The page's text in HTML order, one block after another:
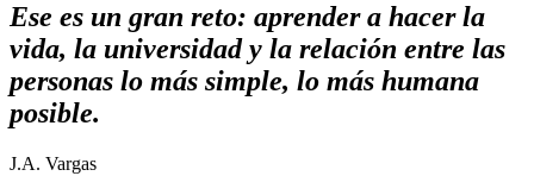
Ese es un gran reto: aprender a hacer la
vida, la universidad y la relación entre las
personas lo más simple, lo más humana
posible.
J.A. Vargas